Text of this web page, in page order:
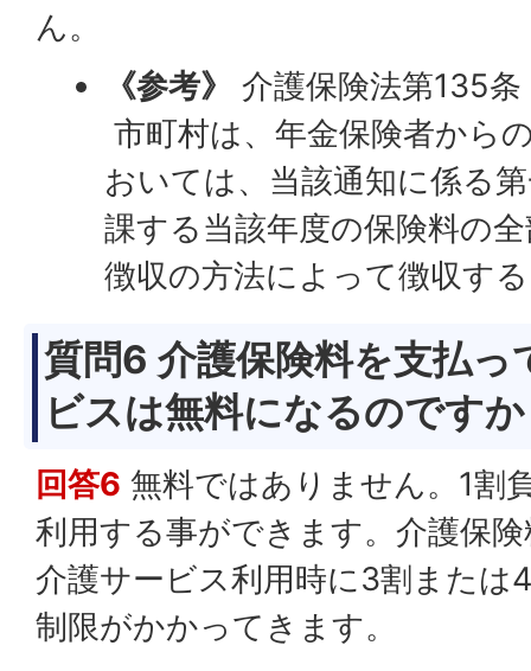
ん。
《参考》
介護保険法第135条
市町村は、年金保険者から
おいては、当該通知に係る
課する当該年度の保険料の
徴収の方法によって徴収す
質問6 介護保険料を支払っ
ビスは無料になるのです
回答6 無料ではありません。1割
利用する事ができます。介護保
介護サービス利用時に3割または
制限がかかってきます。